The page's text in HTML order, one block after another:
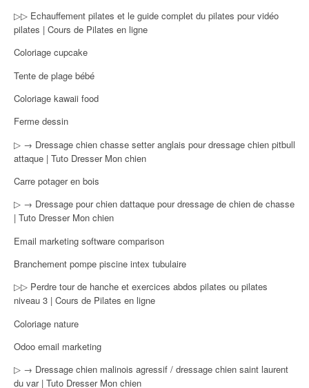
▷▷ Echauffement pilates et le guide complet du pilates pour vidéo
pilates | Cours de Pilates en ligne
Coloriage cupcake
Tente de plage bébé
Coloriage kawaii food
Ferme dessin
▷ → Dressage chien chasse setter anglais pour dressage chien pitbull
attaque | Tuto Dresser Mon chien
Carre potager en bois
▷ → Dressage pour chien dattaque pour dressage de chien de chasse
| Tuto Dresser Mon chien
Email marketing software comparison
Branchement pompe piscine intex tubulaire
▷▷ Perdre tour de hanche et exercices abdos pilates ou pilates
niveau 3 | Cours de Pilates en ligne
Coloriage nature
Odoo email marketing
▷ → Dressage chien malinois agressif / dressage chien saint laurent
du var | Tuto Dresser Mon chien